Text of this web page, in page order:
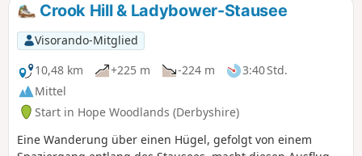
Crook Hill & Ladybower-Stausee
Visorando-Mitglied
10,48 km
+225 m -224 m
3:40 Std.
Mittel
Start in Hope Woodlands (Derbyshire)
Eine Wanderung über einen Hügel, gefolgt von einem